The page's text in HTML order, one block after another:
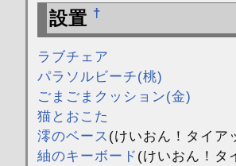
設置 †
ラブチェア
パラソルビーチ(桃)
ごまごまクッション(金)
猫とおこた
澪のベース (けいおん！タイア
紬のキーボード (けいおん！タ